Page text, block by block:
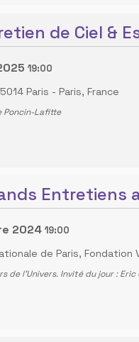
de Ciel &
19:00
Paris - Paris, France
Poncin-Lafitte
Entretiens
2024 19:00
de Paris, Fondation
de l’Univers. Invité du jour : Eric